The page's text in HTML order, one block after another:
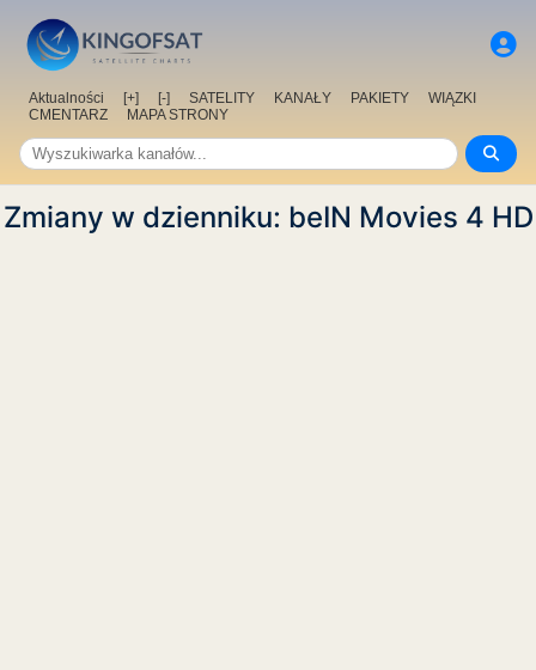
Aktualności [+] [-] SATELITY KANAŁY PAKIETY
WIĄZKI
CMENTARZ
MAPA STRONY
Zmiany w dzienniku: beIN Movies 4 HD